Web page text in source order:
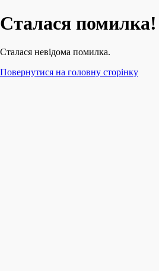
Сталася помилка!
Сталася невідома помилка.
Повернутися на головну сторінку